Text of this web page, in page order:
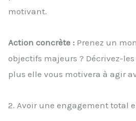
motivant.
Action concrète : Prenez un
objectifs majeurs ? Décrivez-
plus elle vous motivera à agir
2. Avoir une engagement total